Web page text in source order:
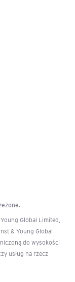
Global Limited,
& Young Global
do wysokości
usług na rzecz